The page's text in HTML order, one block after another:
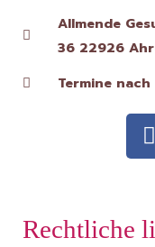
Allmende
36 22926
Termine
F
a
b
Rechtliche